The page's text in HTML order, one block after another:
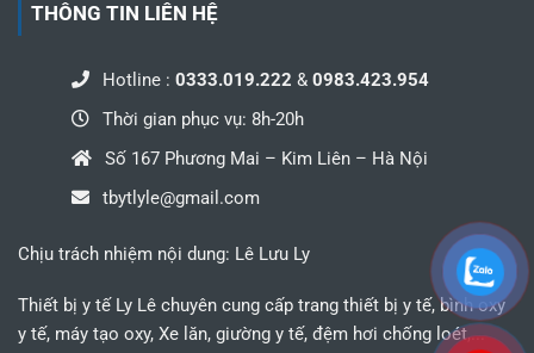
THÔNG TIN LIÊN HỆ
Hotline : 0333.019.222 & 0983.423.954
Thời gian phục vụ: 8h-20h
Số 167 Phương Mai – Kim Liên – Hà Nội
tbytlyle@gmail.com
Chịu trách nhiệm nội dung: Lê Lưu Ly
Thiết bị y tế Ly Lê chuyên cung cấp trang thiết bị y tế, bình oxy
y tế, máy tạo oxy, Xe lăn, giường y tế, đệm hơi chống loét,...